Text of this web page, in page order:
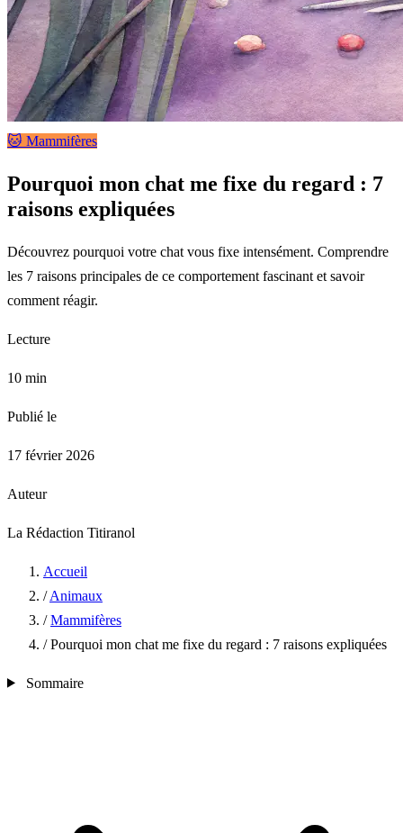
🐱 Mammifères
Pourquoi mon chat me fixe du regard : 7
raisons expliquées
Découvrez pourquoi votre chat vous fixe intensément. Comprendre
les 7 raisons principales de ce comportement fascinant et savoir
comment réagir.
Lecture
10 min
Publié le
17 février 2026
Auteur
La Rédaction Titiranol
Accueil
/ Animaux
/ Mammifères
/ Pourquoi mon chat me fixe du regard : 7 raisons expliquées
Sommaire